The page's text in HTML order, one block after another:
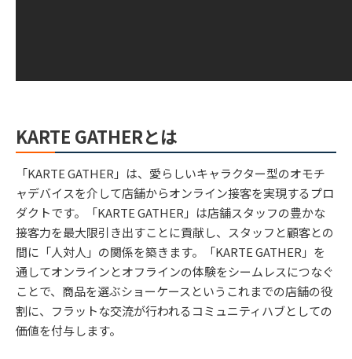
KARTE GATHERとは
「KARTE GATHER」は、愛らしいキャラクター型のオモチ
ャデバイスを介して店舗からオンライン接客を実現するプロ
ダクトです。「KARTE GATHER」は店舗スタッフの豊かな
接客力を最大限引き出すことに貢献し、スタッフと顧客との
間に「人対人」の関係を築きます。「KARTE GATHER」を
通してオンラインとオフラインの体験をシームレスにつなぐ
ことで、商品を選ぶショーケースというこれまでの店舗の役
割に、フラットな交流が行われるコミュニティハブとしての
価値を付与します。